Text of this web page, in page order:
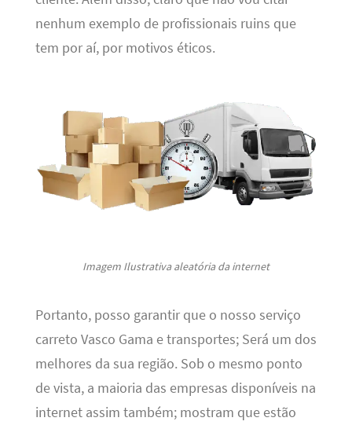
nenhum exemplo de profissionais ruins que
tem por aí, por motivos éticos.
Imagem Ilustrativa aleatória da internet
Portanto, posso garantir que o nosso serviço
carreto Vasco Gama e transportes; Será um dos
melhores da sua região. Sob o mesmo ponto
de vista, a maioria das empresas disponíveis na
internet assim também; mostram que estão